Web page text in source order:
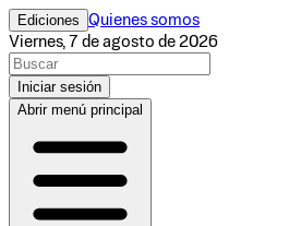
Ediciones Quienes somos
Viernes, 7 de agosto de 2026
Iniciar sesión
Abrir menú principal